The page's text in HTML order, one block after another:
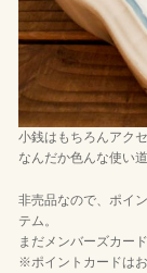
小銭はもちろんアク
なんだか色んな使い
非売品なので、ポイ
テム。
まだメンバーズカー
※ポイントカードは